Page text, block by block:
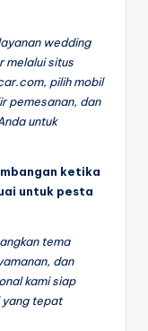
wedding
melalui situs
pilih mobil
pemesanan, dan
untuk
ketika
untuk pesta
tema
dan
kami siap
yang tepat